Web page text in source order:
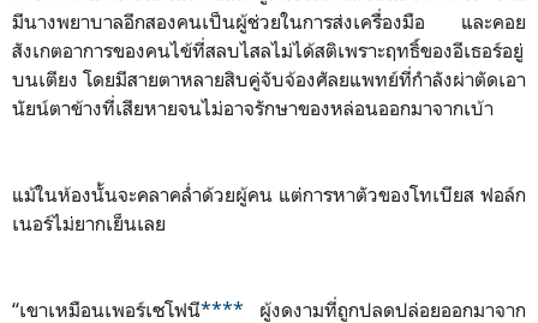
มีนางพยาบาลอีกสองคนเป็นผู้ช่วยในการส่งเครื่องมือ และคอย
สังเกตอาการของคนไข้ที่สลบไสลไม่ได้สติเพราะฤทธิ์ของอีเธอร์อยู่
บนเตียง โดยมีสายตาหลายสิบคู่จับจ้องศัลยแพทย์ที่กำลังผ่าตัดเอา
นัยน์ตาข้างที่เสียหายจนไม่อาจรักษาของหล่อนออกมาจากเบ้า
แม้ในห้องนั้นจะคลาคล่ำด้วยผู้คน แต่การหาตัวของโทเบียส ฟอล์ก
เนอร์ไม่ยากเย็นเลย
“เขาเหมือนเพอร์เซโฟนี****
ผู้งดงามที่ถูกปลดปล่อยออกมาจาก